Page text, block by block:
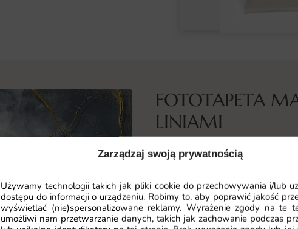
Zarządzaj swoją prywatnością
Używamy technologii takich jak pliki cookie do przechowywania i/lub
dostępu do informacji o urządzeniu. Robimy to, aby poprawić jakość
wyświetlać (nie)spersonalizowane reklamy. Wyrażenie zgody na te
umożliwi nam przetwarzanie danych, takich jak zachowanie podczas
FOTOTAPETA
LINIAMI
Co przedstawia ta fototapeta
Fototapeta Marmur ze Złotymi
do wnętrz luksusowy i
wzbogacony o stylowe, złote
wyjątkowego charakteru.